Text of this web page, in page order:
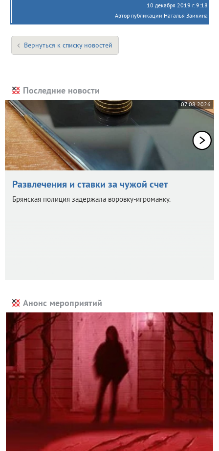
10 декабря 2019 г. 9:18
Автор публикации Наталья Заикина
Вернуться к списку новостей
Последние новости
07.08.2026
Развлечения и ставки за чужой счет
Брянская полиция задержала воровку-игроманку.
Анонс мероприятий